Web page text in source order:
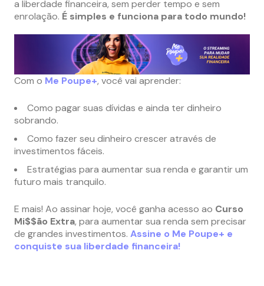
a liberdade financeira, sem perder tempo e sem
enrolação. É simples e funciona para todo mundo!
Com o Me Poupe+, você vai aprender:
Como pagar suas dívidas e ainda ter dinheiro
sobrando.
Como fazer seu dinheiro crescer através de
investimentos fáceis.
Estratégias para aumentar sua renda e garantir um
futuro mais tranquilo.
E mais! Ao assinar hoje, você ganha acesso ao Curso
Mi$$ão Extra, para aumentar sua renda sem precisar
de grandes investimentos. Assine o Me Poupe+ e
conquiste sua liberdade financeira!